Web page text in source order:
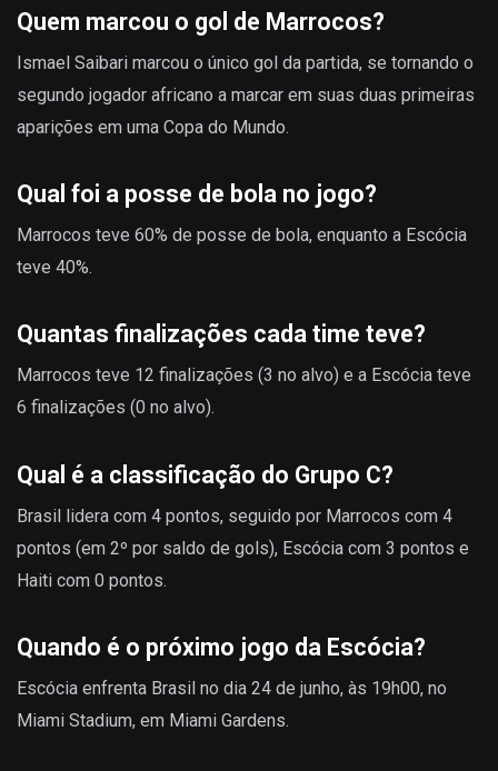
Quem marcou o gol de Marrocos?
Ismael Saibari marcou o único gol da partida, se tornando o
segundo jogador africano a marcar em suas duas primeiras
aparições em uma Copa do Mundo.
Qual foi a posse de bola no jogo?
Marrocos teve 60% de posse de bola, enquanto a Escócia
teve 40%.
Quantas finalizações cada time teve?
Marrocos teve 12 finalizações (3 no alvo) e a Escócia teve
6 finalizações (0 no alvo).
Qual é a classificação do Grupo C?
Brasil lidera com 4 pontos, seguido por Marrocos com 4
pontos (em 2º por saldo de gols), Escócia com 3 pontos e
Haiti com 0 pontos.
Quando é o próximo jogo da Escócia?
Escócia enfrenta Brasil no dia 24 de junho, às 19h00, no
Miami Stadium, em Miami Gardens.